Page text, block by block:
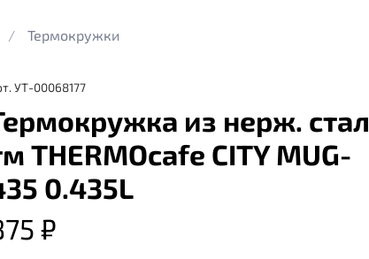
Термокружки
УТ-00068177
из нерж.
THERMOcafe CITY MUG-
0.435L
₽